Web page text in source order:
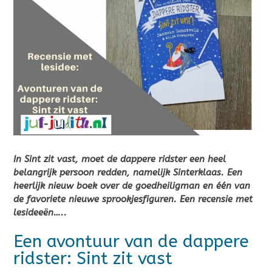
In Sint zit vast, moet de dappere ridster een heel
belangrijk persoon redden, namelijk Sinterklaas. Een
heerlijk nieuw boek over de goedheiligman en één van
de favoriete nieuwe sprookjesfiguren. Een recensie met
lesideeën…..
Een avontuur van de dappere
ridster: Sint zit vast